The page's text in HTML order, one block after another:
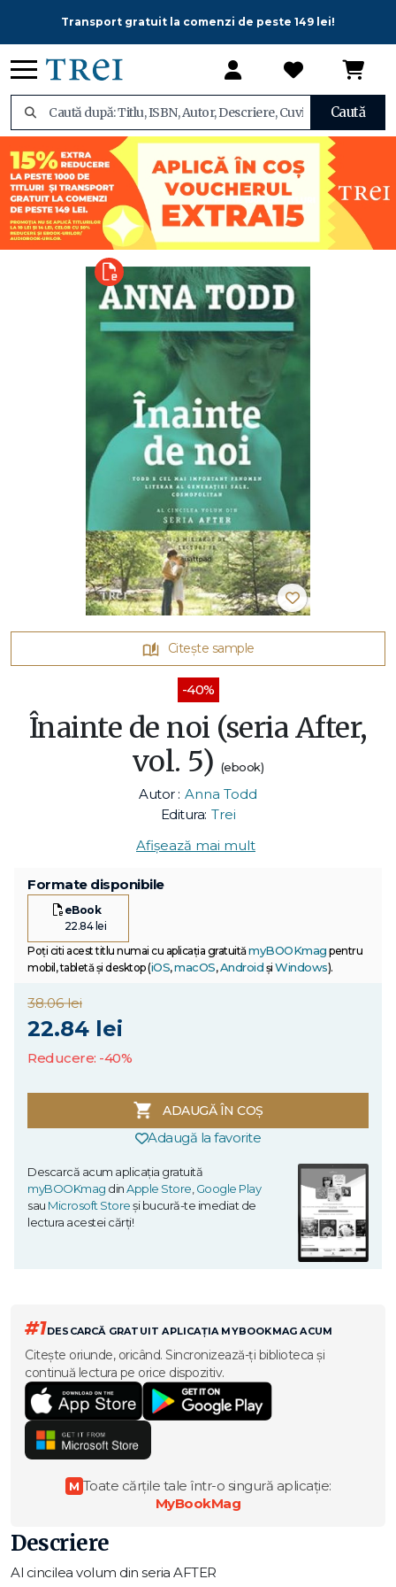
Transport gratuit la comenzi de peste 149 lei!
Caută
Citește sample
-40%
Înainte de noi (seria After,
vol. 5) (ebook)
Autor : Anna Todd
Editura: Trei
Afișează mai mult
Formate disponibile
eBook
22.84 lei
Poți citi acest titlu numai cu aplicația gratuitămyBOOKmag pentru
mobil, tabletă și desktop (iOS,macOS,Android și Windows).
38.06 lei
22.84 lei
Reducere: -40%
ADAUGĂ ÎN COȘ
Adaugă la favorite
Descarcă acum aplicația gratuită
myBOOKmag dinApple Store,Google Play
sau Microsoft Storeși bucură-te imediat de
lectura acestei cărți!
#1DESCARCĂ GRATUIT APLICAȚIA MYBOOKMAG ACUM
Citește oriunde, oricând. Sincronizează-ți biblioteca și
continuă lectura pe orice dispozitiv.
M Toate cărțile tale într-o singură aplicație:
MyBookMag
Descriere
Al cincilea volum din seria AFTER